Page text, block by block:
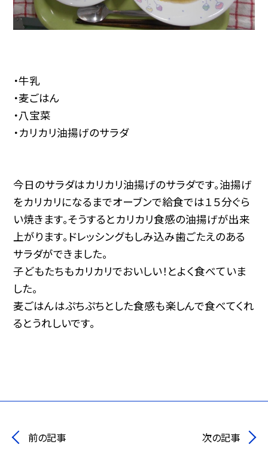
・牛乳
・麦ごはん
・八宝菜
・カリカリ油揚げのサラダ
今日のサラダはカリカリ油揚げのサラダです。油揚げ
をカリカリになるまでオーブンで給食では１５分ぐら
い焼きます。そうするとカリカリ食感の油揚げが出来
上がります。ドレッシングもしみ込み歯ごたえのある
サラダができました。
子どもたちもカリカリでおいしい！とよく食べていま
した。
麦ごはんはぷちぷちとした食感も楽しんで食べてくれ
るとうれしいです。
前の記事 次の記事